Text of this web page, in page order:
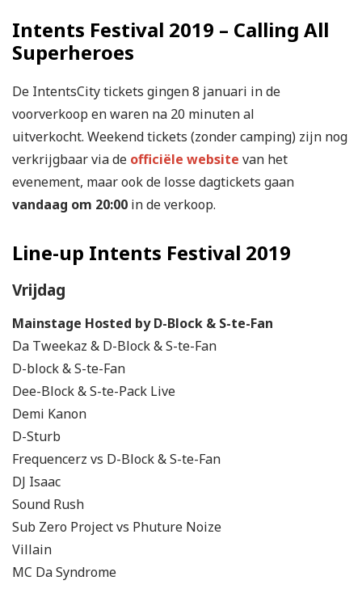
Intents Festival 2019 – Calling All
Superheroes
De IntentsCity tickets gingen 8 januari in de
voorverkoop en waren na 20 minuten al
uitverkocht. Weekend tickets (zonder camping) zijn nog
verkrijgbaar via de officiële website van het
evenement, maar ook de losse dagtickets gaan
vandaag om 20:00 in de verkoop.
Line-up Intents Festival 2019
Vrijdag
Mainstage Hosted by D-Block & S-te-Fan
Da Tweekaz & D-Block & S-te-Fan
D-block & S-te-Fan
Dee-Block & S-te-Pack Live
Demi Kanon
D-Sturb
Frequencerz vs D-Block & S-te-Fan
DJ Isaac
Sound Rush
Sub Zero Project vs Phuture Noize
Villain
MC Da Syndrome